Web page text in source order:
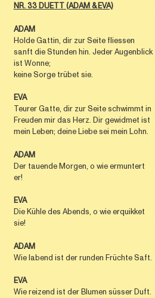
NR. 33 DUETT (ADAM & EVA)
ADAM
Holde Gattin, dir zur Seite fliessen
sanft die Stunden hin. Jeder Augenblick
ist Wonne;
keine Sorge trübet sie.
EVA
Teurer Gatte, dir zur Seite schwimmt in
Freuden mir das Herz. Dir gewidmet ist
mein Leben; deine Liebe sei mein Lohn.
ADAM
Der tauende Morgen, o wie ermuntert
er!
EVA
Die Kühle des Abends, o wie erquikket
sie!
ADAM
Wie labend ist der runden Früchte Saft.
EVA
Wie reizend ist der Blumen süsser Duft.